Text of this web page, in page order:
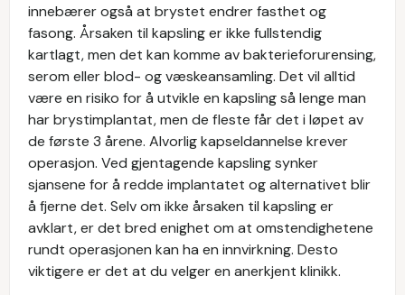
innebærer også at brystet endrer fasthet og
fasong. Årsaken til kapsling er ikke fullstendig
kartlagt, men det kan komme av bakterieforurensing,
serom eller blod- og væskeansamling. Det vil alltid
være en risiko for å utvikle en kapsling så lenge man
har brystimplantat, men de fleste får det i løpet av
de første 3 årene. Alvorlig kapseldannelse krever
operasjon. Ved gjentagende kapsling synker
sjansene for å redde implantatet og alternativet blir
å fjerne det. Selv om ikke årsaken til kapsling er
avklart, er det bred enighet om at omstendighetene
rundt operasjonen kan ha en innvirkning. Desto
viktigere er det at du velger en anerkjent klinikk.